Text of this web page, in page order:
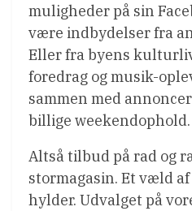
muligheder på sin
være indbydelser fra
Eller fra byens
foredrag og musik-
sammen med
billige weekendophold.
Altså tilbud på rad og
stormagasin. Et væld
hylder. Udvalget på